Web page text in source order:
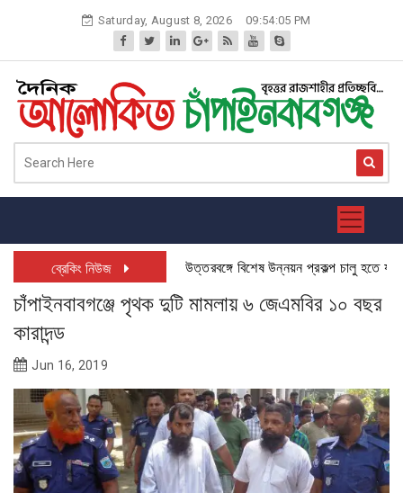
Saturday, August 8, 2026 09:54:05 PM
ব্রেকিং নিউজ উত্তরবঙ্গে বিশেষ উন্নয়ন প্রকল্প চালু হতে
চাঁপাইনবাবগঞ্জে পৃথক দুটি মামলায় ৬ জেএমবির ১০ বছর
কারাদন্ড
Jun 16, 2019